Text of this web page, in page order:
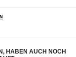
HABEN AUCH NOCH